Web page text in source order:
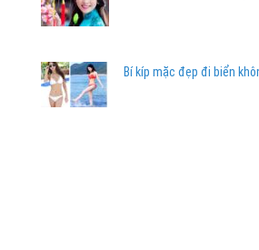
Bí kíp mặc đẹp đi biển